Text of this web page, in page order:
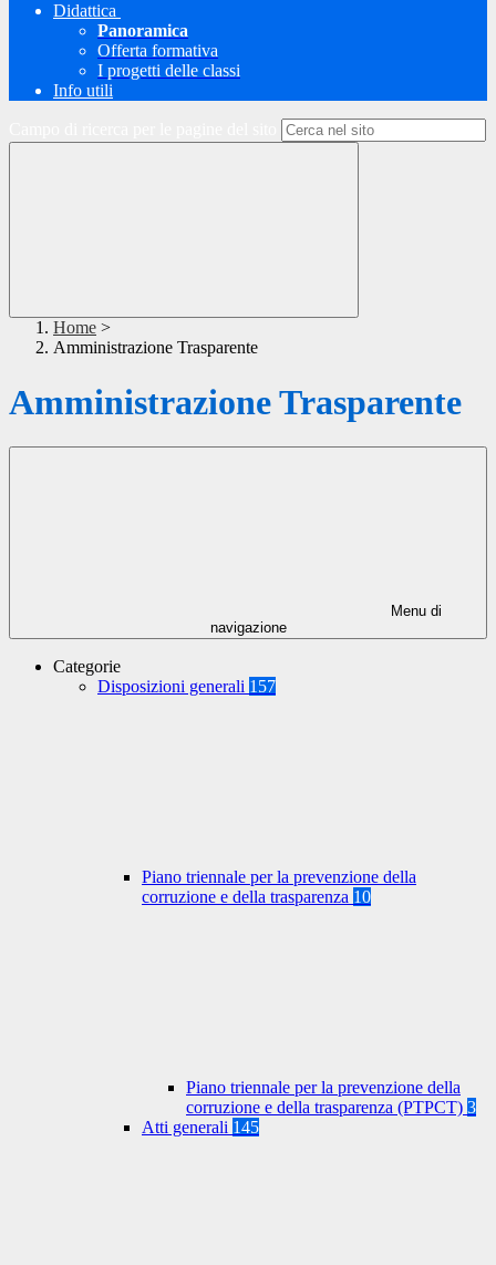
Didattica
Panoramica
Offerta formativa
I progetti delle classi
Info utili
Home >
Amministrazione Trasparente
Amministrazione Trasparente
Menu di
navigazione
Categorie
Disposizioni generali 157
Piano triennale per la prevenzione della
corruzione e della trasparenza 10
Piano triennale per la prevenzione della
corruzione e della trasparenza (PTPCT) 3
Atti generali 145